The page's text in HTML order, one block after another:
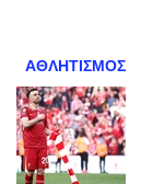
ΑΘΛΗΤΙΣΜΟΣ